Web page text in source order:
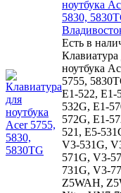
ноутбука
5830,
Есть в
Клавиатура
ноутбука
5755,
E1-522, E1-
532G, E1-
572G, E1-
521, E5-
V3-531G,
571G, V3-
731G, V3-
Z5WAH,